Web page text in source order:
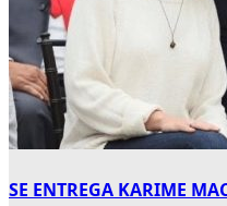
SE ENTREGA KARIME